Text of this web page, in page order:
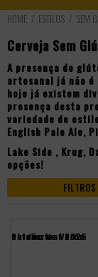
ESTILOS SEM
Cerveja Sem
A presença do
artesanal já não
hoje já existem
presença desta
variedade de
English Pale Ale,
Lake Side , Krug,
opções!
FILTROS
Saldão de Verão
oktoberfest 2025